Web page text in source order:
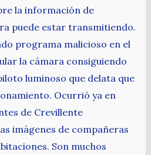
la información de
puede estar transmitiendo.
programa malicioso en el
la cámara consiguiendo
luminoso que delata que
Ocurrió ya en
de Crevillente
imágenes de compañeras
Son muchos